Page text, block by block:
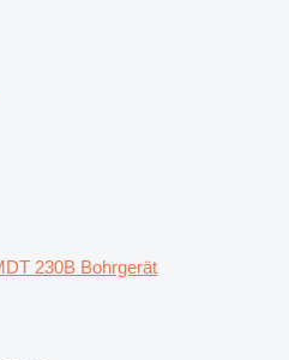
230B Bohrgerät